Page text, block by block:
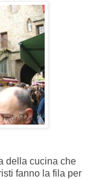
della cucina che
fanno la fila per